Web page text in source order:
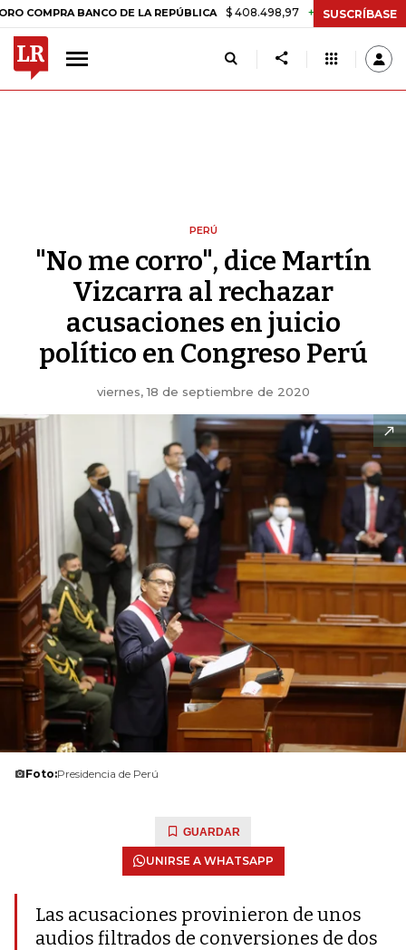
BANCO DE LA REPÚBLICA $ 408.498,97 +$ 8.753,81 +2,19%
SUSCRÍBASE
PERÚ
"No me corro", dice Martín
Vizcarra al rechazar
acusaciones en juicio
político en Congreso Perú
viernes, 18 de septiembre de 2020
Foto:Presidencia de Perú
GUARDAR
UNIRSE A WHATSAPP
Las acusaciones provinieron de unos
audios filtrados de conversiones de dos